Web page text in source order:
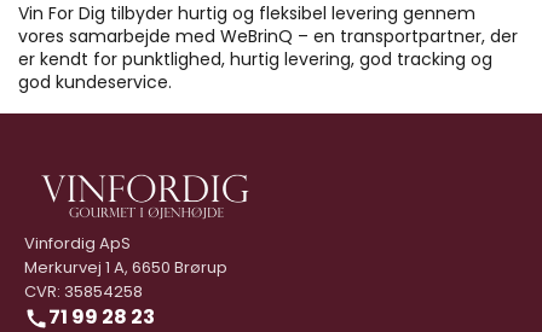
Vin For Dig tilbyder hurtig og fleksibel levering gennem
vores samarbejde med WeBrinQ – en transportpartner, der
er kendt for punktlighed, hurtig levering, god tracking og
god kundeservice.
Vinfordig ApS
Merkurvej 1 A, 6650 Brørup
CVR: 35854258
71 99 28 23